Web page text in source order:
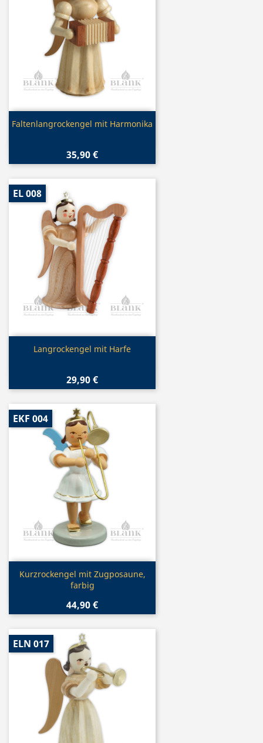
Vorschau
Faltenlangrockengel mit Harmonika
35,90 €
Vorschau
Langrockengel mit Harfe
29,90 €
EL 008
Vorschau
Kurzrockengel mit Zugposaune,
farbig
44,90 €
EKF 004
ELN 017